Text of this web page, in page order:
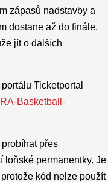
zápasů nadstavby a
dostane až do finále,
jít o dalších
Ticketportal
Basketball-
přes
loňské permanentky. Je
kód nelze použít